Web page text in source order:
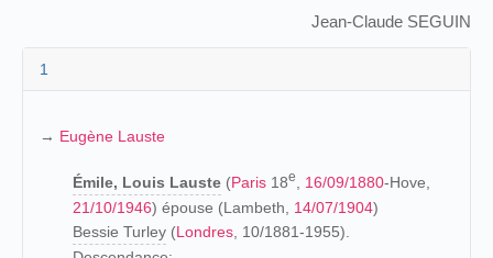
Jean-Claude SEGUIN
1
→ Eugène Lauste
Émile, Louis Lauste (Paris 18e 16/09/1880-Hove,
21/10/1946) épouse (Lambeth, 14/07/1904)
Bessie Turley (Londres , 10/1881-1955).